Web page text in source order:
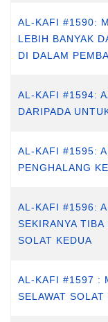
AL-KAFI #1590:
LEBIH BANYAK
DI DALAM
AL-KAFI #1594:
DARIPADA
AL-KAFI #1595:
PENGHALANG
AL-KAFI #1596:
SEKIRANYA
SOLAT KEDUA
AL-KAFI #1597 :
SELAWAT SOLAT